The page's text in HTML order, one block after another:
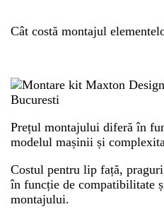
Cât costă montajul
Prețul montajului diferă în
modelul mașinii și
Costul pentru lip față,
în funcție de compatibilitate
montajului.